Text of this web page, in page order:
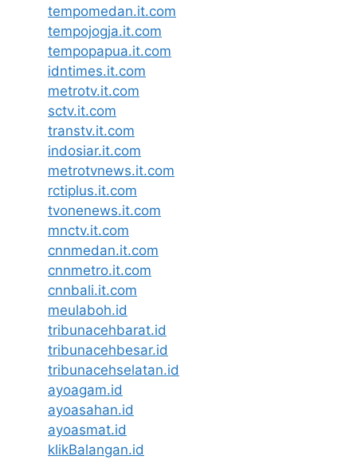
tempomedan.it.com
tempojogja.it.com
tempopapua.it.com
idntimes.it.com
metrotv.it.com
sctv.it.com
transtv.it.com
indosiar.it.com
metrotvnews.it.com
rctiplus.it.com
tvonenews.it.com
mnctv.it.com
cnnmedan.it.com
cnnmetro.it.com
cnnbali.it.com
meulaboh.id
tribunacehbarat.id
tribunacehbesar.id
tribunacehselatan.id
ayoagam.id
ayoasahan.id
ayoasmat.id
klikBalangan.id